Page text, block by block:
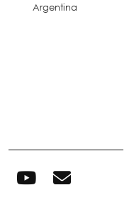
Argentina